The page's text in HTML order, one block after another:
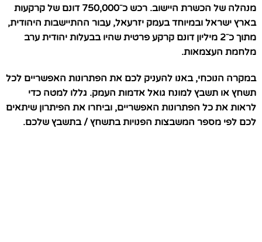
מנהלה של הכשרת היישוב. רכש כ⁻750,000 דונם של קרקעות
בארץ ישראל ובמיוחד בעמק יזרעאל, עבור ההתיישבות היהודית,
מתוך כ⁻2 מיליון דונם קרקע פרטית שהיו בבעלות יהודית ערב
מלחמת העצמאות.
במקרה הנוכחי, באנו להעניק לכם את הפתרונות האפשריים לכל
תשחץ או תשבץ למונח גואל אדמות העמק. גללו למטה כדי
לראות את כל הפתרונות האפשריים, וביחרו את הפיתרון שיתאים
לכם לפי מספר המשבצות הפנויות בתשחץ / בתשבץ שלכם.